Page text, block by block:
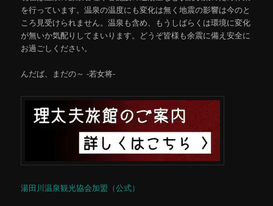
を行っています。温泉の温度にも変化は無く地震の影響は今のと
ころ見受けられません。温泉も含め、もうしばらくは環境に変化
が無いか気配りしてまいります。どうぞ皆様も余震に備え安全に
お過ごしください。
んだば、まだの～ -若女将-
湯田川温泉観光協会加盟（公式）